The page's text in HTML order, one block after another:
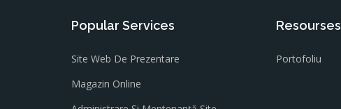
Popular Services
Site Web De Prezentare
Magazin Online
Resourses
Portofoliu